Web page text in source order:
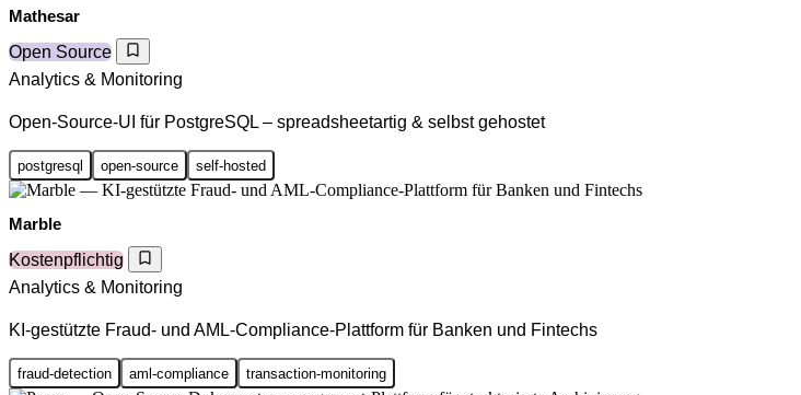
Mathesar
Open Source
Analytics & Monitoring
Open-Source-UI für PostgreSQL – spreadsheetartig & selbst gehostet
postgresql open-source self-hosted
Marble
Kostenpflichtig
Analytics & Monitoring
KI-gestützte Fraud- und AML-Compliance-Plattform für Banken und Fintechs
fraud-detection aml-compliance transaction-monitoring